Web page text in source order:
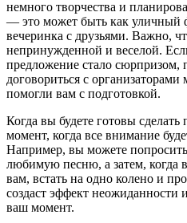
немного творчества и
— это может быть как уличный
вечеринка с друзьями. Важно,
непринужденной и веселой.
предложение стало сюрпризом,
договориться с
помогли вам с подготовкой.
Когда вы будете готовы
момент, когда все внимание
Например, вы можете
любимую песню, а затем, когда
вам, встать на одно колено и
создаст эффект неожиданности
ваш момент.